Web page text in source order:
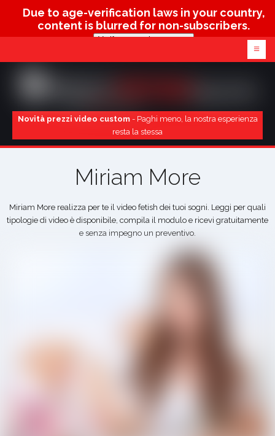
Due to age-verification laws in your country,
content is blurred for non-subscribers.
Verify age & view content
≡
Novità prezzi video custom- Paghi meno, la nostra esperienza
resta la stessa
Miriam More
Miriam More realizza per te il video fetish dei tuoi sogni. Leggi per quali
tipologie di video è disponibile, compila il modulo e ricevi gratuitamente
e senza impegno un preventivo.